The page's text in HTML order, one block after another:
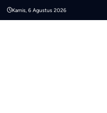
Kamis, 6 Agustus 2026